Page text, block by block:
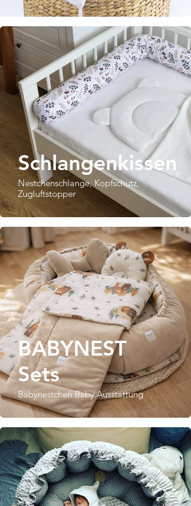
Schlangenkissen
Nestchenschlange, Kopfschutz,
Zugluftstopper
BABYNEST
Sets
Babynestchen Baby Ausstattung